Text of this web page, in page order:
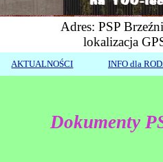
Adres: PSP
lokalizacja
AKTUALNOŚCI INFO dla
Dokumenty